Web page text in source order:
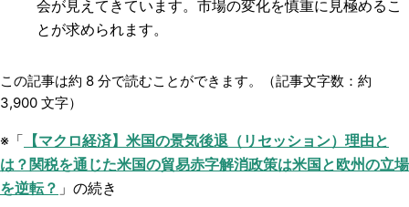
会が見えてきています。市場の変化を慎重に見極めるこ
とが求められます。
この記事は約 8 分で読むことができます。（記事文字数：約
3,900 文字）
※「 【マクロ経済】米国の景気後退（リセッション）理由と
は？関税を通じた米国の貿易赤字解消政策は米国と欧州の立場
を逆転？ 」の続き